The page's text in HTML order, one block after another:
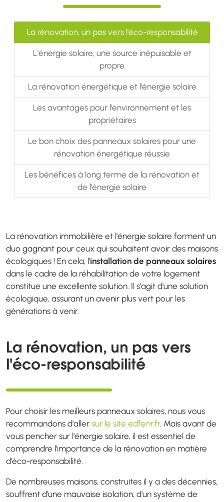
La rénovation immobilière et l'énergie solaire forment un
duo gagnant pour ceux qui souhaitent avoir des maisons
écologiques ! En cela, l'installation de panneaux solaires
dans le cadre de la réhabilitation de votre logement
constitue une excellente solution. Il s'agit d'une solution
écologique, assurant un avenir plus vert pour les
générations à venir.
La rénovation, un pas vers
l'éco-responsabilité
Pour choisir les meilleurs panneaux solaires, nous vous
recommandons d'aller sur le site edfenr.fr. Mais avant de
vous pencher sur l'énergie solaire, il est essentiel de
comprendre l'importance de la rénovation en matière
d'éco-responsabilité.
De nombreuses maisons, construites il y a des décennies,
souffrent d'une mauvaise isolation, d'un système de
La rénovation, un pas vers l'éco-responsabilité
L'énergie solaire, une source inépuisable et
propre
La rénovation énergétique et l'énergie solaire
Les avantages pour l'environnement et les
propriétaires
Le bon choix des panneaux solaires pour une
rénovation énergétique réussie
Les bénéfices à long terme de la rénovation et
de l'énergie solaire